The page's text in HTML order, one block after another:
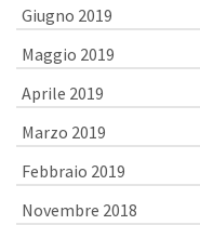
Giugno 2019
Maggio 2019
Aprile 2019
Marzo 2019
Febbraio 2019
Novembre 2018